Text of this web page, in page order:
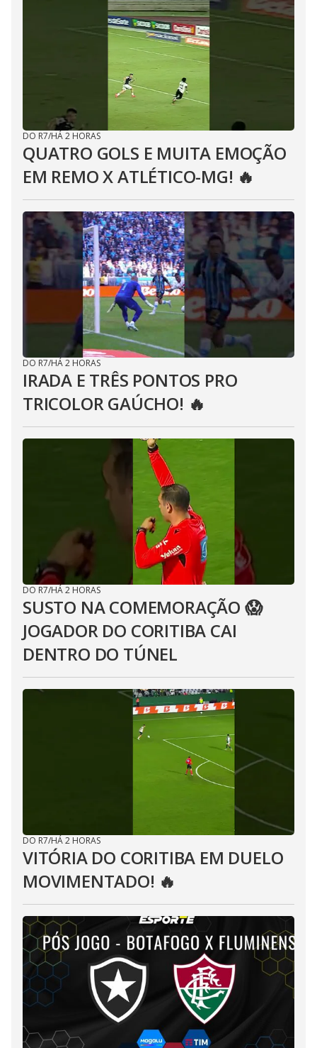
DO R7/HÁ 2 HORAS
QUATRO GOLS E MUITA EMOÇÃO
EM REMO X ATLÉTICO-MG! 🔥
DO R7/HÁ 2 HORAS
IRADA E TRÊS PONTOS PRO
TRICOLOR GAÚCHO! 🔥
DO R7/HÁ 2 HORAS
SUSTO NA COMEMORAÇÃO 😱
JOGADOR DO CORITIBA CAI
DENTRO DO TÚNEL
DO R7/HÁ 2 HORAS
VITÓRIA DO CORITIBA EM DUELO
MOVIMENTADO! 🔥